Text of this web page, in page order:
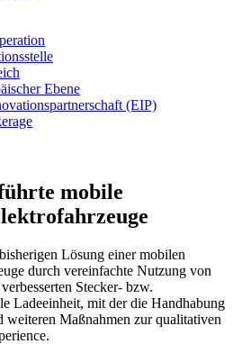
Ebene
(EIP)
mobile
Lösung einer mobilen
durch vereinfachte Nutzung von
Stecker- bzw.
Ladeeinheit, mit der die Handhabung
Maßnahmen zur qualitativen